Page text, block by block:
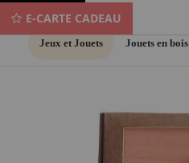
E-CARTE CADEAU
Jeux et Jouets Jouets en bois